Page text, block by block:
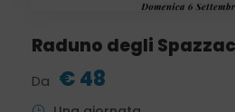
Raduno degli
Da € 48